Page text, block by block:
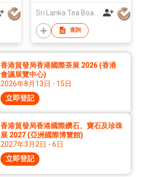
查詢
香港貿發局香港國際茶展 2026 (香港
會議展覽中心)
2026年8月13日 - 15日
立即登記
香港貿發局香港國際鑽石、寶石及珍珠
展 2027 (亞洲國際博覽館)
2027年3月2日 - 6日
立即登記